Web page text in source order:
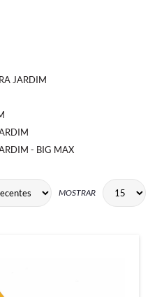
JARDIM
- BIG MAX
MOSTRAR